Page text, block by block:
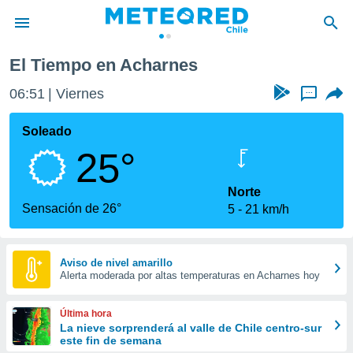
de
por
que se
calidad.
a este
las
y
forma
digital
basada
El Tiempo en Acharnes
06:51 Viernes ...
Soleado
25°
Sensación de 26°
Norte
5
21 km/h
Aviso de nivel amarillo
Alerta moderada por altas temperaturas en Acharnes hoy
Última hora
La nieve sorprenderá al valle de Chile centro-sur
este fin de semana